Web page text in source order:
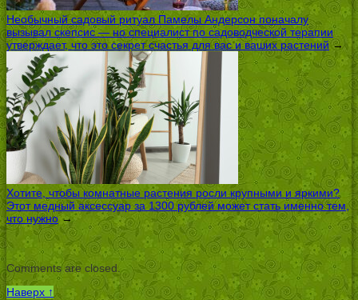
Необычный садовый ритуал Памелы Андерсон поначалу
вызывал скепсис — но специалист по садоводческой терапии
утверждает, что это секрет счастья для вас и ваших растений→
Хотите, чтобы комнатные растения росли крупными и яркими?
Этот медный аксессуар за 1300 рублей может стать именно тем,
что нужно→
Comments are closed.
Наверх ↑